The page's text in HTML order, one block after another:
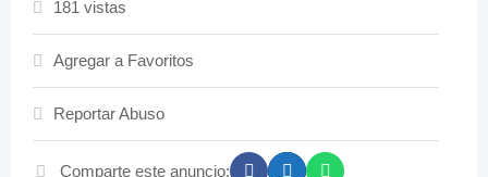
181 vistas
Agregar a Favoritos
Reportar Abuso
Comparte este anuncio: